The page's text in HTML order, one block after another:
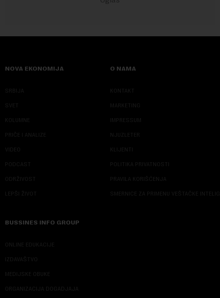
NOVA EKONOMIJA
SRBIJA
SVET
KOLUMNE
PRIČE I ANALIZE
VIDEO
PODCAST
ODRŽIVOST
LEPŠI ŽIVOT
O NAMA
KONTAKT
MARKETING
IMPRESSUM
NJUZLETER
KLIJENTI
POLITIKA PRIVATNOSTI
PRAVILA KORIŠĆENJA
SMERNICE ZA PRIMENU VEŠTAČKE
BUSSINES INFO GROUP
ONLINE EDUKACIJE
IZDAVAŠTVO
MEDIJSKE OBUKE
ORGANIZACIJA DOGADJAJA